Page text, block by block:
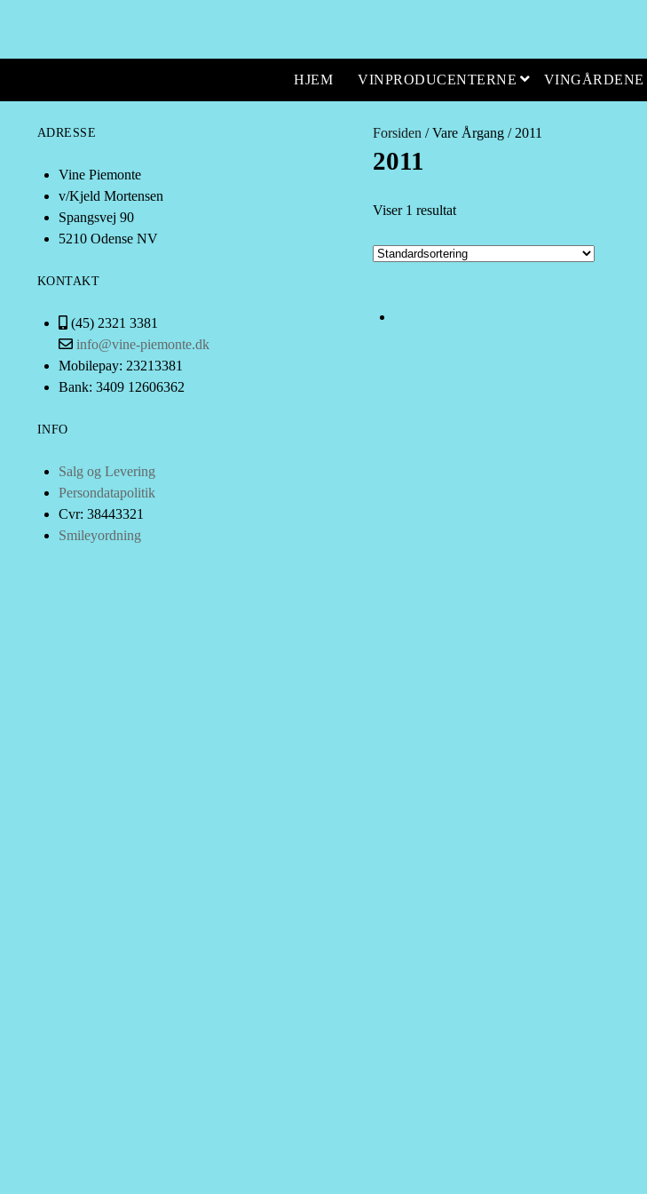
HJEM VINPRODUCENTERNE open menu
VINGÅRDENE
Forsiden / Vare Årgang / 2011
2011
Viser 1 resultat
ADRESSE
Vine Piemonte
v/Kjeld Mortensen
Spangsvej 90
5210 Odense NV
KONTAKT
(45) 2321 3381
info@vine-piemonte.dk
Mobilepay: 23213381
Bank: 3409 12606362
INFO
Salg og Levering
Persondatapolitik
Cvr: 38443321
Smileyordning